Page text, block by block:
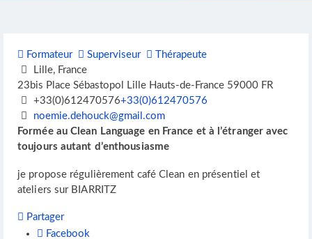
Formateur Superviseur
Thérapeute
Lille, France
23bis Place Sébastopol
Lille Hauts-de-France 59000 FR
+33(0)612470576+33(0)612470576
noemie.dehouck@gmail.com
Formée au Clean Language en France et à l’étranger avec
toujours autant d’enthousiasme
je propose régulièrement café Clean en présentiel et
ateliers sur BIARRITZ
Partager
Facebook